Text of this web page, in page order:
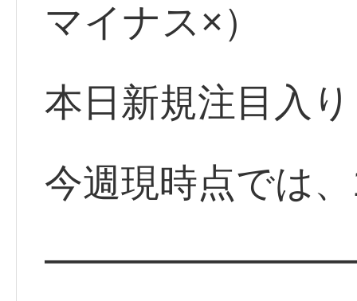
マイナス×）
本日新規注目入
今週現時点では